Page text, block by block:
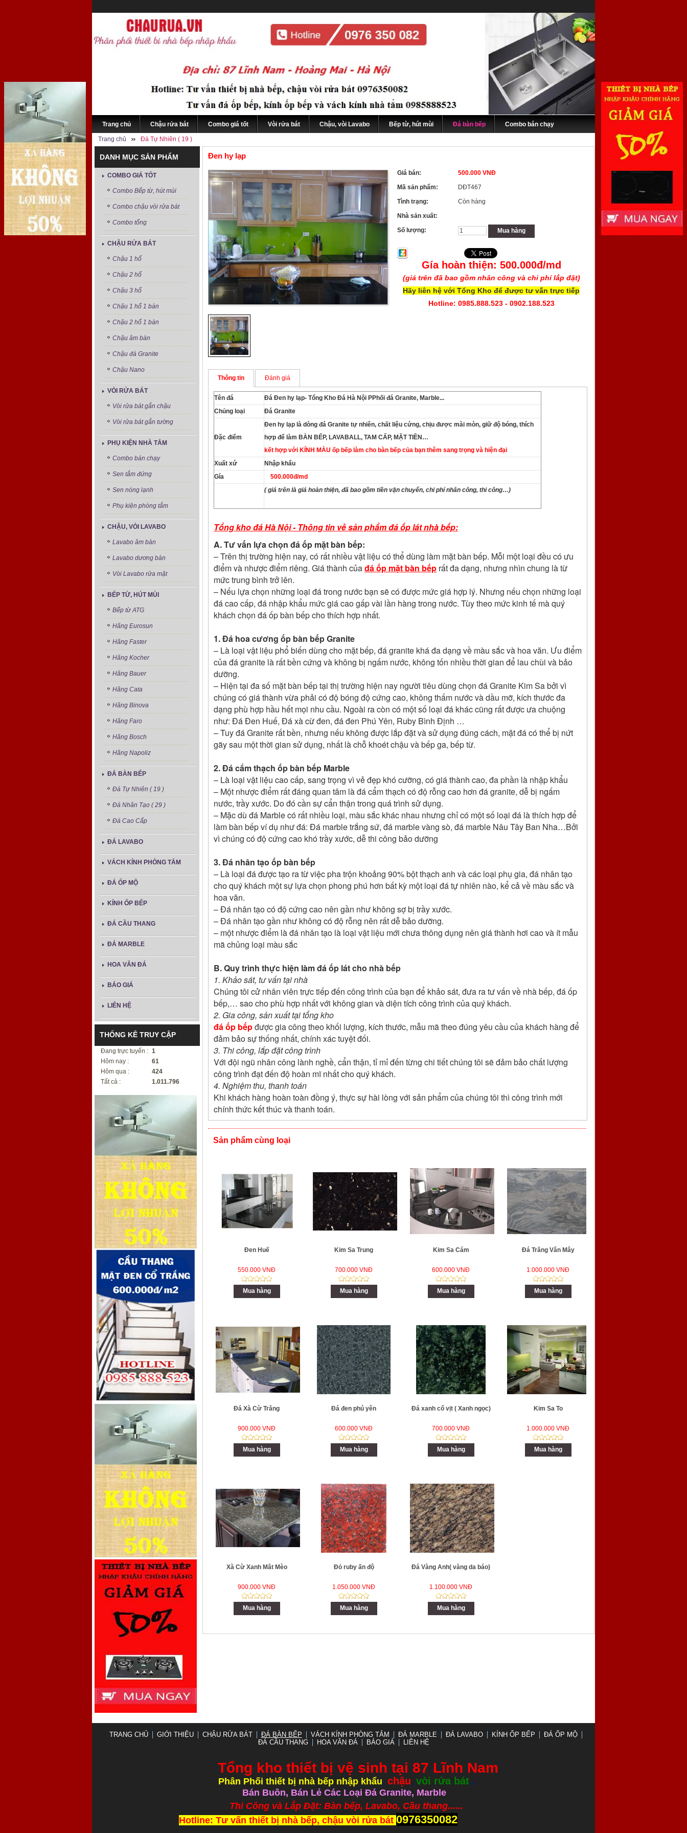
Trang chủ Chậu rửa bát Combo giá tốt Vòi rửa bát Chậu, vòi Lavabo Bếp từ, hút mùi Đá bàn bếp Combo bán chạy
Trang chủ Đá Tự Nhiên ( 19 )
DANH MỤC SẢN PHẨM
COMBO GIÁ TỐT
Combo Bếp từ, hút mùi
Combo chậu vòi rửa bát
Combo tổng
CHẬU RỬA BÁT
Chậu 1 hố
Chậu 2 hố
Chậu 3 hố
Chậu 1 hố 1 bàn
Chậu 2 hố 1 bàn
Chậu âm bàn
Chậu đá Granite
Chậu Nano
VÒI RỬA BÁT
Vòi rửa bát gắn chậu
Vòi rửa bát gắn tường
PHỤ KIỆN NHÀ TẮM
Combo bán chạy
Sen tắm đứng
Sen nóng lạnh
Phụ kiện phòng tắm
CHẬU, VÒI LAVABO
Lavabo âm bàn
Lavabo dương bàn
Vòi Lavabo rửa mặt
BẾP TỪ, HÚT MÙI
Bếp từ ATG
Hãng Eurosun
Hãng Faster
Hãng Kocher
Hãng Bauer
Hãng Cata
Hãng Binova
Hãng Faro
Hãng Bosch
Hãng Napoliz
ĐÁ BÀN BẾP
Đá Tự Nhiên ( 19 )
Đá Nhân Tạo ( 29 )
Đá Cao Cấp
ĐÁ LAVABO
VÁCH KÍNH PHÒNG TẮM
ĐÁ ỐP MỘ
KÍNH ỐP BẾP
ĐÁ CẦU THANG
ĐÁ MARBLE
HOA VĂN ĐÁ
BÁO GIÁ
LIÊN HỆ
THỐNG KÊ TRUY CẬP
Đang trực tuyến : 1
Hôm nay :
61
Hôm qua :
424
Tất cả :
1.011.796
Đen hy lạp
Giá bán:
500.000 VNĐ
Mã sản phẩm:
DĐT467
Tình trạng:
Còn hàng
Nhà sản xuất:
Số lượng:
Mua hàng
Gía hoàn thiện: 500.000đ/md
(giá trên đã bao gồm nhân công và chi phí lắp đặt)
Hãy liên hệ với Tổng Kho để được tư vấn trực tiếp
Hotline: 0985.888.523 - 0902.188.523
Thông tin Đánh giá
Tên đá Đá Đen hy lạp- Tổng Kho Đá Hà Nội PPhối đá Granite, Marble...
Chủng loại
Đá Granite
Đặc điểm
Đen hy lạp là dòng đá Granite tự nhiên, chất liệu cứng, chịu được mài mòn, giữ độ bóng, thích
hợp để làm BÀN BẾP, LAVABALL, TAM CẤP, MẶT TIỀN…
kết hợp với KÍNH MÀU ốp bếp làm cho bàn bếp của bạn thêm sang trọng và hiện đại
Xuất xứ
Nhập khẩu
Gía
500.000đ/md
( giá trên là giá hoàn thiện, đã bao gồm tiền vận chuyển, chi phí nhân công, thi công…)
Tổng kho đá Hà Nội - Thông tin về sản phẩm đá ốp lát nhà bếp:
A. Tư vấn lựa chọn đá ốp mặt bàn bếp:
– Trên thị trường hiện nay, có rất nhiều vật liệu có thể dùng làm mặt bàn bếp. Mỗi một loại đều có ưu
điểm và nhược điểm riêng. Giá thành củađá ốp mặt bàn bếp rất đa dạng, nhưng nhìn chung là từ
mức trung bình trở lên.
– Nếu lựa chọn những loại đá trong nước bạn sẽ có được mức giá hợp lý. Nhưng nếu chọn những loại
đá cao cấp, đá nhập khẩu mức giá cao gấp vài lần hàng trong nước. Tùy theo mức kinh tế mà quý
khách chọn đá ốp bàn bếp cho thích hợp nhất.
1. Đá hoa cương ốp bàn bếpGranite
– Là loại vật liệu phổ biến dùng cho mặt bếp, đá granite khá đa dạng về màu sắc và hoa văn. Ưu điểm
của đá granite là rất bền cứng và không bị ngấm nước, không tốn nhiều thời gian để lau chùi và bảo
dưỡng.
– Hiện tại đa số mặt bàn bếp tại thị trường hiện nay người tiêu dùng chọn đá Granite Kim Sa bởi vì
chúng có giá thành vừa phải có độ bóng độ cứng cao, không thấm nước và dầu mỡ, kích thước đa
dạng phù hợp hầu hết mọi nhu cầu. Ngoài ra còn có một số loại đá khác cũng rất được ưa chuộng
như: Đá Đen Huế, Đá xà cừ đen, đá đen Phú Yên, Ruby Bình Định …
– Tuy đá Granite rất bền, nhưng nếu không được lắp đặt và sử dụng đúng cách, mặt đá có thể bị nứt
gãy sau một thời gian sử dụng, nhất là chỗ khoét chậu và bếp ga, bếp từ.
2. Đá cẩm thạch ốp bàn bếp Marble
– Là loại vật liệu cao cấp, sang trọng vì vẻ đẹp khó cưỡng, có giá thành cao, đa phần là nhập khẩu
– Một nhược điểm rất đáng quan tâm là đá cẩm thạch có độ rỗng cao hơn đá granite, dễ bị ngấm
nước, trầy xước. Do đó cần sự cẩn thận trong quá trình sử dụng.
– Mặc dù đá Marble có rất nhiều loại, màu sắc khác nhau nhưng chỉ có một số loại đá là thích hợp để
làm bàn bếp ví dụ như đá: Đá marble trắng sứ, đá marble vàng sò, đá marble Nâu Tây Ban Nha…Bởi
vì chúng có độ cứng cao khó trầy xước, dễ thi công bảo dưỡng
3. Đá nhân tạo ốp bàn bếp
– Là loại đá được tạo ra từ việc pha trộn khoảng 90% bột thạch anh và các loại phụ gia, đá nhân tạo
cho quý khách một sự lựa chọn phong phú hơn bất kỳ một loại đá tự nhiên nào, kể cả về màu sắc và
hoa văn.
– Đá nhân tạo có độ cứng cao nên gần như không sợ bị trầy xước.
– Đá nhân tạo gần như không có độ rỗng nên rất dễ bảo dưỡng.
– một nhược điểm là đá nhân tạo là loại vật liệu mới chưa thông dụng nên giá thành hơi cao và ít mẫu
mã chủng loại màu sắc
B. Quy trình thực hiện làm đá ốp lát cho nhà bếp
1. Khảo sát, tư vấn tại nhà
Chúng tôi cử nhân viên trực tiếp đến công trình của bạn để khảo sát, đưa ra tư vấn về nhà bếp, đá ốp
bếp,… sao cho phù hợp nhất với không gian và diện tích công trình của quý khách.
2. Gia công, sản xuất tại tổng kho
đá ốp bếpđược gia công theo khối lượng, kích thước, mẫu mã theo đúng yêu cầu của khách hàng để
đảm bảo sự thống nhất, chính xác tuyệt đối.
3. Thi công, lắp đặt công trình
Với đội ngũ nhân công lành nghề, cẩn thận, tỉ mỉ đến từng chi tiết chúng tôi sẽ đảm bảo chất lượng
công trình đạt đến độ hoàn mĩ nhất cho quý khách.
4. Nghiệm thu, thanh toán
Khi khách hàng hoàn toàn đồng ý, thực sự hài lòng với sản phẩm của chúng tôi thì công trình mới
chính thức kết thúc và thanh toán.
Sản phẩm cùng loại
Đen Huế
550.000 VNĐ
Mua hàng
Kim Sa Trung
700.000 VNĐ
Mua hàng
Kim Sa Cám
600.000 VNĐ
Mua hàng
Đá Trắng Vân Mây
1.000.000 VNĐ
Mua hàng
Đá Xà Cừ Trắng
900.000 VNĐ
Mua hàng
Đá đen phú yên
600.000 VNĐ
Mua hàng
Đá xanh cổ vịt ( Xanh ngọc)
700.000 VNĐ
Mua hàng
Kim Sa To
1.000.000 VNĐ
Mua hàng
Xà Cừ Xanh Mắt Mèo
900.000 VNĐ
Mua hàng
Đỏ ruby ấn độ
1.050.000 VNĐ
Mua hàng
Đá Vàng Anh( vàng da báo)
1.100.000 VNĐ
Mua hàng
TRANG CHỦ GIỚI THIỆU CHẬU RỬA BÁT ĐÁ BÀN BẾP VÁCH KÍNH PHÒNG TẮM ĐÁ MARBLE ĐÁ LAVABO KÍNH ỐP BẾP
ĐÁ ỐP MỘ
ĐÁ CẦU THANG
HOA VĂN ĐÁ BÁO GIÁ LIÊN HỆ
Tổng kho thiết bị vệ sinh tại 87 Lĩnh Nam
Phân Phối thiết bị nhà bếp nhập khẩu, chậu, vòi rửa bát...
Bán Buôn, Bán Lẻ Các Loại Đá Granite, Marble
Thi Công và Lắp Đặt: Bàn bếp, Lavabo, Cầu thang......
Hotline: Tư vấn thiết bị nhà bếp, chậu vòi rửa bát 0976350082